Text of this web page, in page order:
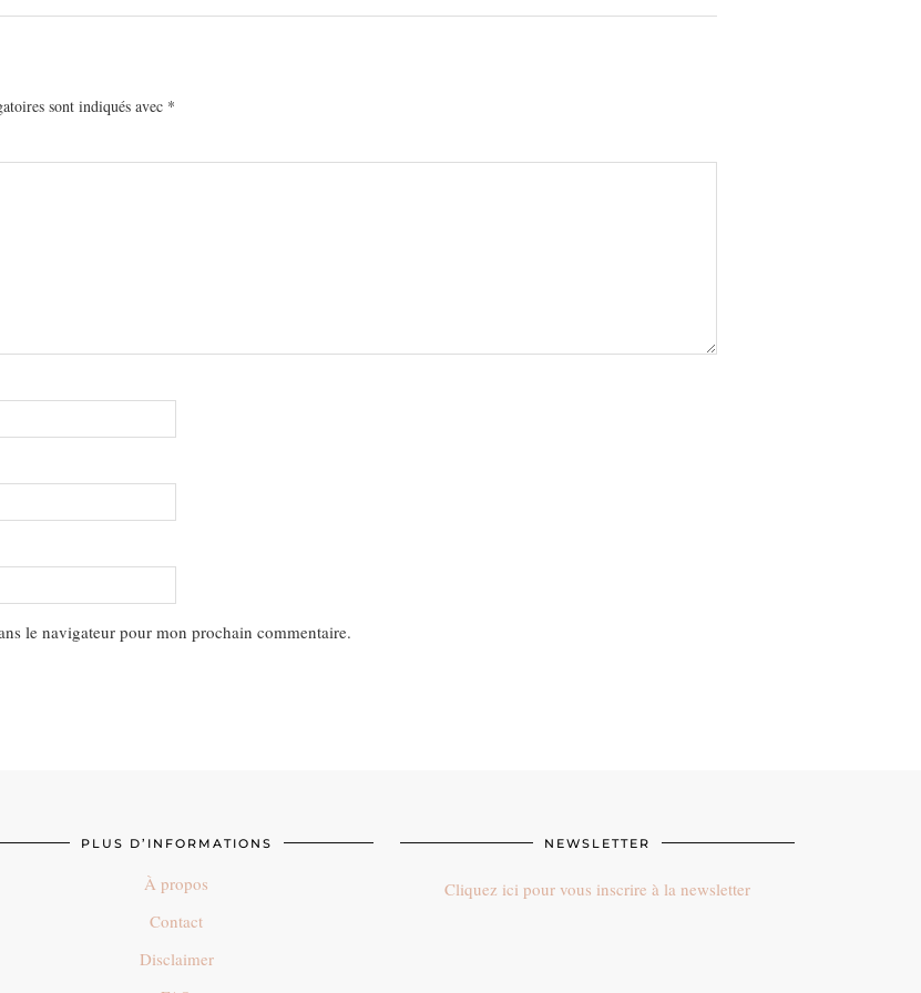
sont indiqués avec *
le navigateur pour mon prochain commentaire.
PLUS D’INFORMATIONS
À propos
Contact
Disclaimer
NEWSLETTER
Cliquez ici pour vous inscrire à la newsletter